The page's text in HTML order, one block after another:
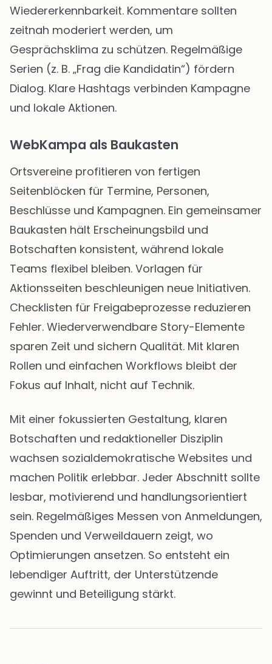
Wiedererkennbarkeit. Kommentare sollten
zeitnah moderiert werden, um
Gesprächsklima zu schützen. Regelmäßige
Serien (z. B. „Frag die Kandidatin“) fördern
Dialog. Klare Hashtags verbinden Kampagne
und lokale Aktionen.
WebKampa als Baukasten
Ortsvereine profitieren von fertigen
Seitenblöcken für Termine, Personen,
Beschlüsse und Kampagnen. Ein gemeinsamer
Baukasten hält Erscheinungsbild und
Botschaften konsistent, während lokale
Teams flexibel bleiben. Vorlagen für
Aktionsseiten beschleunigen neue Initiativen.
Checklisten für Freigabeprozesse reduzieren
Fehler. Wiederverwendbare Story-Elemente
sparen Zeit und sichern Qualität. Mit klaren
Rollen und einfachen Workflows bleibt der
Fokus auf Inhalt, nicht auf Technik.
Mit einer fokussierten Gestaltung, klaren
Botschaften und redaktioneller Disziplin
wachsen sozialdemokratische Websites und
machen Politik erlebbar. Jeder Abschnitt sollte
lesbar, motivierend und handlungsorientiert
sein. Regelmäßiges Messen von Anmeldungen,
Spenden und Verweildauern zeigt, wo
Optimierungen ansetzen. So entsteht ein
lebendiger Auftritt, der Unterstützende
gewinnt und Beteiligung stärkt.